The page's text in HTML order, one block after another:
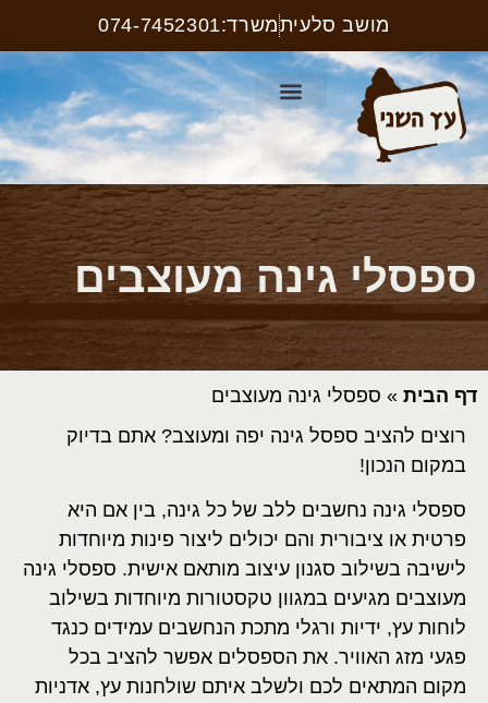
מושב סלעיתמשרד:074-7452301
ספסלי גינה מעוצבים
דף הבית » ספסלי גינה מעוצבים
רוצים להציב ספסל גינה יפה ומעוצב? אתם בדיוק
במקום הנכון!
ספסלי גינה נחשבים ללב של כל גינה, בין אם היא
פרטית או ציבורית והם יכולים ליצור פינות מיוחדות
לישיבה בשילוב סגנון עיצוב מותאם אישית. ספסלי גינה
מעוצבים מגיעים במגוון טקסטורות מיוחדות בשילוב
לוחות עץ, ידיות ורגלי מתכת הנחשבים עמידים כנגד
פגעי מזג האוויר. את הספסלים אפשר להציב בכל
מקום המתאים לכם ולשלב איתם שולחנות עץ, אדניות